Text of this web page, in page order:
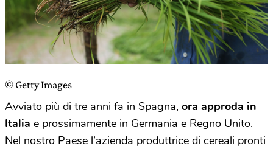
© Getty Images
Avviato più di tre anni fa in Spagna, ora approda in
Italia e prossimamente in Germania e Regno Unito.
Nel nostro Paese l’azienda produttrice di cereali pronti